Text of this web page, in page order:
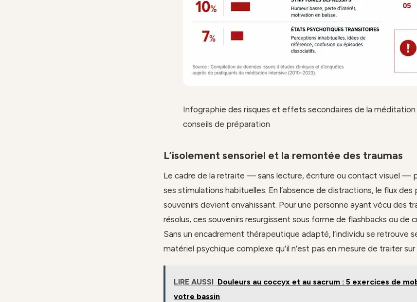
Infographie des risques et effets secondaires de la
conseils de préparation
L’isolement sensoriel et la remontée des traumas
Le cadre de la retraite — sans lecture, écriture ou contact visuel —
ses stimulations habituelles. En l’absence de distractions, le flux
souvenirs devient envahissant. Pour une personne ayant vécu des
résolus, ces souvenirs resurgissent sous forme de flashbacks ou de
Sans un encadrement thérapeutique adapté, l’individu se retrouve
matériel psychique complexe qu’il n’est pas en mesure de traiter
LIRE AUSSI Douleurs au coccyx et au sacrum : 5 exercices de
votre bassin